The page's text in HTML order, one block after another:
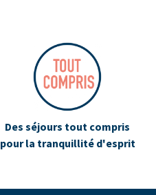
Des séjours tout compris
pour la tranquillité d'esprit